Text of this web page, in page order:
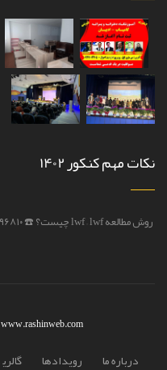
نکات مهم کنکور 1402
روش مطالعه lwf – lwf چیست؟ ☎️ ۰۸۳۳۸۳۹۶۸۱۰
www.rashinweb.com
درباره ما رويدادها گالري